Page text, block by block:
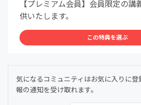
【プレミアム会員】会員限定の
供いたします。
この特典を選ぶ
気になるコミュニティはお気に入りに
報の通知を受け取れます。